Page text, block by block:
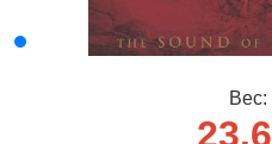
Вес: